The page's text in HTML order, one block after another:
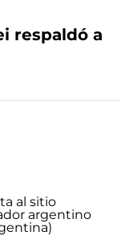
respaldó a